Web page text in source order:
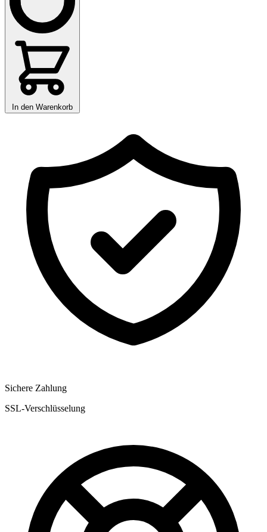
In den Warenkorb
Sichere Zahlung
SSL-Verschlüsselung